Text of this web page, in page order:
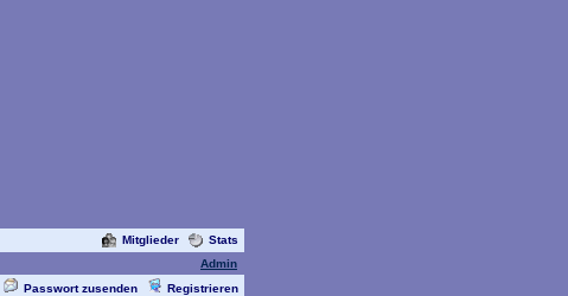
Mitglieder
Stats
Admin
Passwort zusenden Registrieren